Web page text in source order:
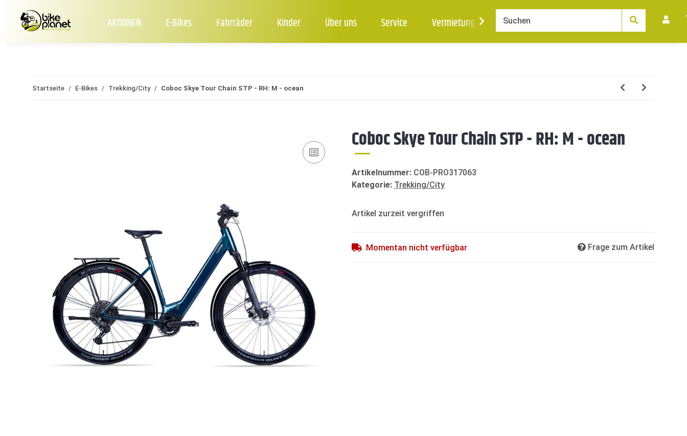
AKTIONEN E-Bikes Fahrräder Kinder Über uns Service Vermietung Ankauf Kontakt
Startseite E-Bikes Trekking/City Coboc Skye Tour Chain STP - RH: M - ocean
Coboc Skye Tour Chain STP - RH: M - ocean
Artikelnummer: COB-PRO317063
Kategorie: Trekking/City
Artikel zurzeit vergriffen
Momentan nicht verfügbar Frage zum Artikel